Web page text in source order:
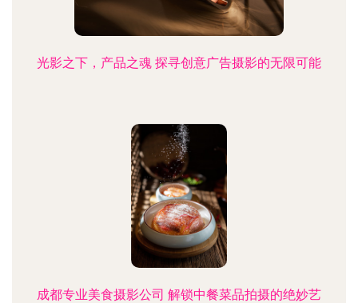
光影之下，产品之魂 探寻创意广告摄影的无限可能
成都专业美食摄影公司 解锁中餐菜品拍摄的绝妙艺